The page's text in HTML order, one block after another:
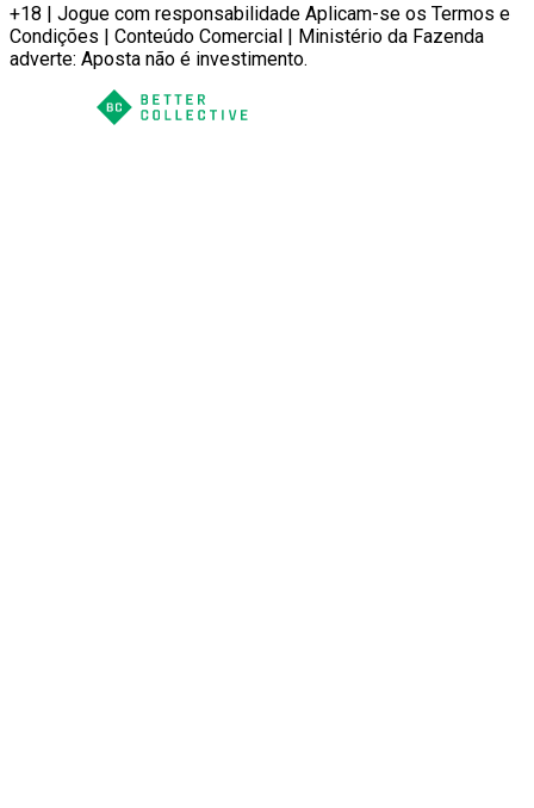
+18 | Jogue com responsabilidade Aplicam-se os Termos e
Condições | Conteúdo Comercial | Ministério da Fazenda
adverte: Aposta não é investimento.